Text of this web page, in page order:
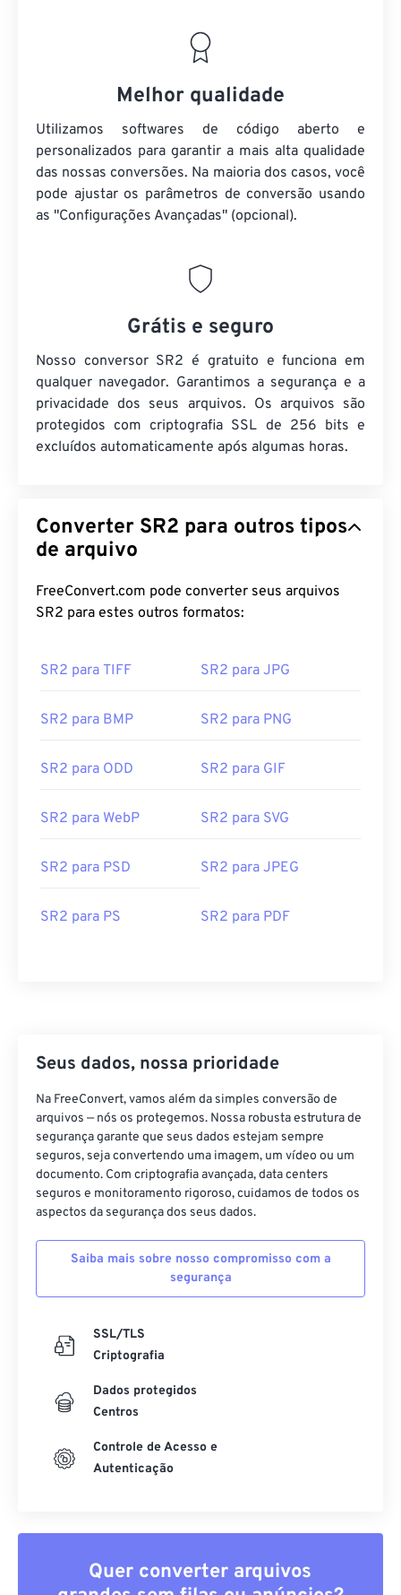
Melhor qualidade
Utilizamos softwares de código aberto e
personalizados para garantir a mais alta qualidade
das nossas conversões. Na maioria dos casos, você
pode ajustar os parâmetros de conversão usando
as "Configurações Avançadas" (opcional).
Grátis e seguro
Nosso conversor SR2 é gratuito e funciona em
qualquer navegador. Garantimos a segurança e a
privacidade dos seus arquivos. Os arquivos são
protegidos com criptografia SSL de 256 bits e
excluídos automaticamente após algumas horas.
Converter SR2 para outros tipos
de arquivo
FreeConvert.com pode converter seus arquivos
SR2 para estes outros formatos:
SR2 para TIFF SR2 para JPG
SR2 para BMP SR2 para PNG
SR2 para ODD SR2 para GIF
SR2 para WebP SR2 para SVG
SR2 para PSD SR2 para JPEG
SR2 para PS SR2 para PDF
Seus dados, nossa prioridade
Na FreeConvert, vamos além da simples conversão de
arquivos — nós os protegemos. Nossa robusta estrutura de
segurança garante que seus dados estejam sempre
seguros, seja convertendo uma imagem, um vídeo ou um
documento. Com criptografia avançada, data centers
seguros e monitoramento rigoroso, cuidamos de todos os
aspectos da segurança dos seus dados.
Saiba mais sobre nosso compromisso com a
segurança
SSL/TLS
Criptografia
Dados protegidos
Centros
Controle de Acesso e
Autenticação
Quer converter arquivos